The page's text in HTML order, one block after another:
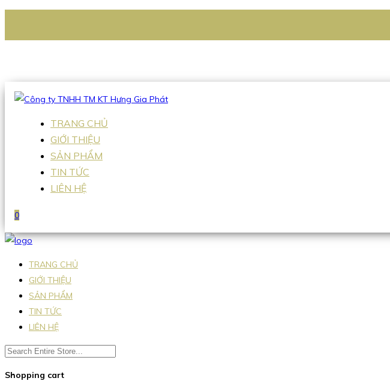
Hotline:0938 336 079
TRANG CHỦ
GIỚI THIỆU
SẢN PHẨM
TIN TỨC
LIÊN HỆ
0
TRANG CHỦ
GIỚI THIỆU
SẢN PHẨM
TIN TỨC
LIÊN HỆ
Shopping cart